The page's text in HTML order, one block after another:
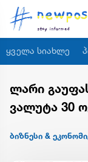
ყველა სიახლე
ლარი
ვალუტა 30
ბიზნესი &